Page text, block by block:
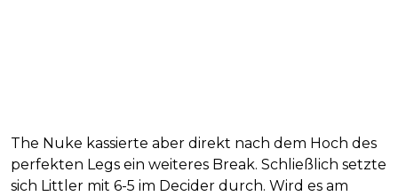
The Nuke kassierte aber direkt nach dem Hoch des
perfekten Legs ein weiteres Break. Schließlich setzte
sich Littler mit 6-5 im Decider durch. Wird es am